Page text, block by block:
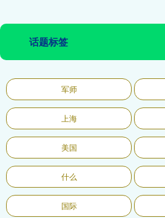
话题标签
军师
上海
美国
什么
国际